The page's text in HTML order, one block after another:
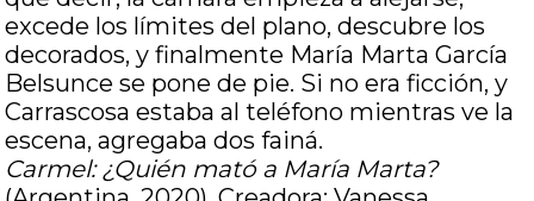
excede los límites del plano, descubre los
decorados, y finalmente María Marta García
Belsunce se pone de pie. Si no era ficción, y
Carrascosa estaba al teléfono mientras ve la
escena, agregaba dos fainá.
Carmel: ¿Quién mató a María Marta?